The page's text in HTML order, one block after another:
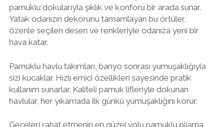
pamuklu dokularıyla şıklık ve konforu bir arada sunar.
Yatak odanızın dekorunu tamamlayan bu örtüler,
özenle seçilen desen ve renkleriyle odanıza yeni bir
hava katar.
Pamuklu havlu takımları, banyo sonrası yumuşaklığıyla
sizi kucaklar. Hızlı emici özellikleri sayesinde pratik
kullanım sunarlar. Kaliteli pamuk lifleriyle dokunan
havlular, her yıkamada ilk günkü yumuşaklığını korur.
Geceleri rahat etmenin en güzel yolu pamuklu pijama